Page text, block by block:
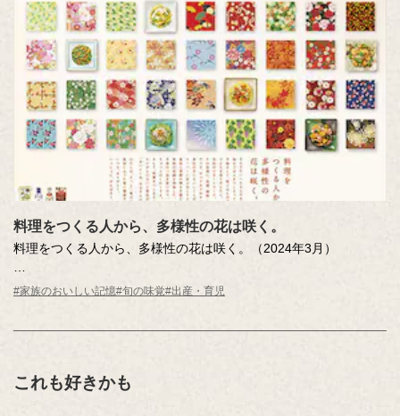
料理をつくる人から、多様性の花は咲く。
料理をつくる人から、多様性の花は咲く。（2024年3月）
もしかすると、「多様性」を大切にすること、色とりどりの自然
#家族のおいしい記憶#旬の味覚#出産・育児
これも好きかも